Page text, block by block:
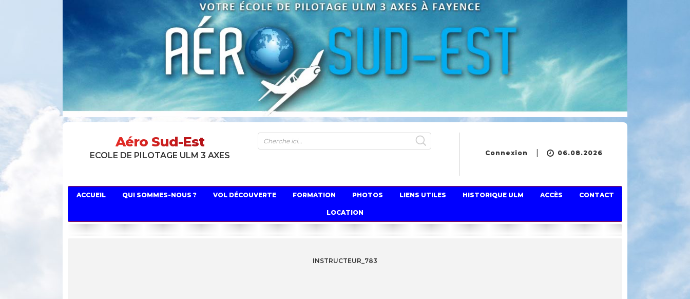
Aéro Sud-Est
ECOLE DE PILOTAGE ULM 3 AXES Connexion 06.08.2026
ACCUEIL QUI SOMMES-NOUS ? VOL DÉCOUVERTE FORMATION PHOTOS LIENS UTILES HISTORIQUE ULM ACCÈS CONTACT
LOCATION
INSTRUCTEUR_783